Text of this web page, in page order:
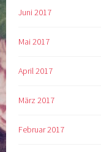
Juni 2017
Mai 2017
April 2017
März 2017
Februar 2017